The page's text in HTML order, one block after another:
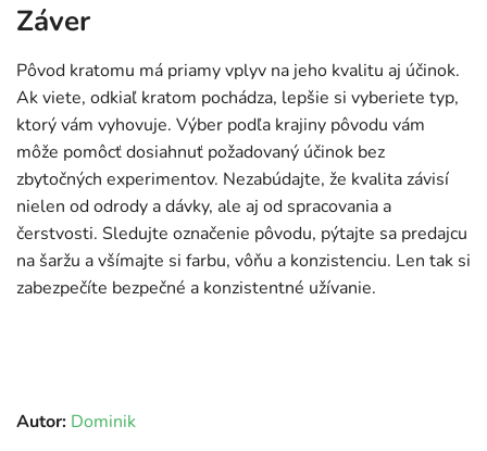
Záver
Pôvod kratomu má priamy vplyv na jeho kvalitu aj účinok.
Ak viete, odkiaľ kratom pochádza, lepšie si vyberiete typ,
ktorý vám vyhovuje. Výber podľa krajiny pôvodu vám
môže pomôcť dosiahnuť požadovaný účinok bez
zbytočných experimentov. Nezabúdajte, že kvalita závisí
nielen od odrody a dávky, ale aj od spracovania a
čerstvosti. Sledujte označenie pôvodu, pýtajte sa predajcu
na šaržu a všímajte si farbu, vôňu a konzistenciu. Len tak si
zabezpečíte bezpečné a konzistentné užívanie.
Autor: Dominik